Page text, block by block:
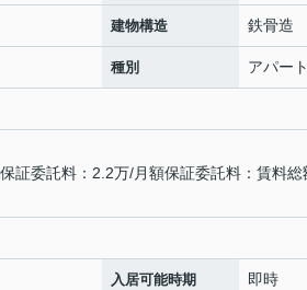
建物構造 鉄骨造
種別 アパート
証委託料：2.2万/月額保証委託料：賃料
入居可能時期 即時